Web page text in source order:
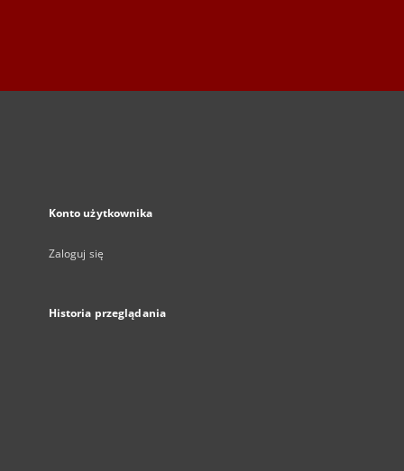
Konto użytkownika
Zaloguj się
Historia przeglądania